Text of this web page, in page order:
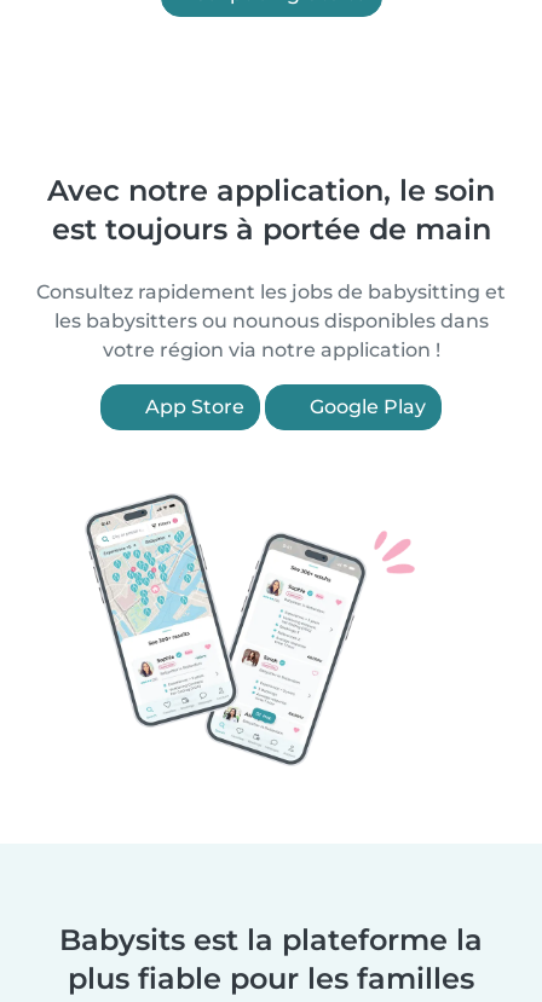
Avec notre application, le soin
est toujours à portée de main
Consultez rapidement les jobs de babysitting et
les babysitters ou nounous disponibles dans
votre région via notre application !
App Store Google Play
Babysits est la plateforme la
plus fiable pour les familles